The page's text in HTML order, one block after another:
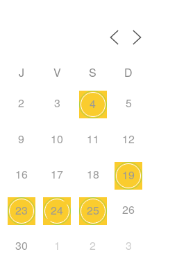
J V S
D
2 3 4 5
9 10 11 12
16 17 18 19
23 24 25 26
30 1 2 3